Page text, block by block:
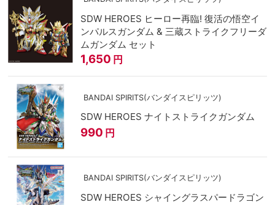
SDW HEROES ヒーロー再臨! 復活の悟空イ
ンパルスガンダム & 三蔵ストライクフリーダ
ムガンダム セット
1,650 円
BANDAI SPIRITS(バンダイスピリッツ)
SDW HEROES ナイトストライクガンダム
990 円
BANDAI SPIRITS(バンダイスピリッツ)
SDW HEROES シャイングラスパードラゴン